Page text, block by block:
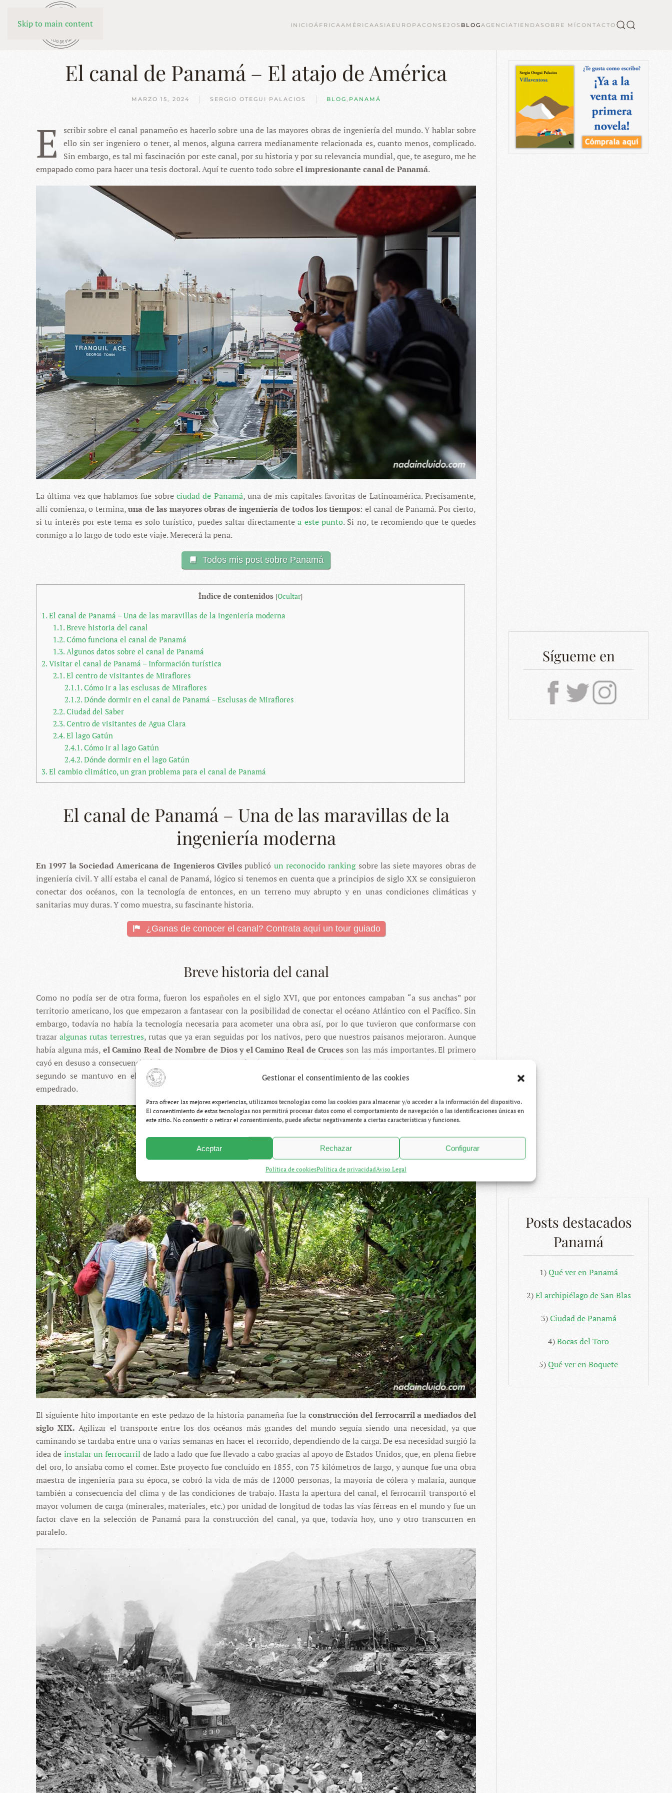
Gestionar el consentimiento de las cookies
Para ofrecer las mejores experiencias, utilizamos tecnologías como las cookies para almacenar y/o acceder a la información del dispositivo.
El consentimiento de estas tecnologías nos permitirá procesar datos como el comportamiento de navegación o las identificaciones únicas en
este sitio. No consentir o retirar el consentimiento, puede afectar negativamente a ciertas características y funciones.
Aceptar Rechazar Configurar
Política de cookiesPolítica de privacidadAviso Legal
Skip to main content INICIOÁFRICAAMÉRICAASIA EUROPACONSEJOS BLOGAGENCIATIENDASOBRE MÍCONTACTO
El canal de Panamá – El atajo de América
MARZO 15, 2024 SERGIO OTEGUI PALACIOS BLOG, PANAMÁ
E
scribir sobre el canal panameño es hacerlo sobre una de las mayores obras de ingeniería del mundo. Y hablar sobre
ello sin ser ingeniero o tener, al menos, alguna carrera medianamente relacionada es, cuanto menos, complicado.
Sin embargo, es tal mi fascinación por este canal, por su historia y por su relevancia mundial, que, te aseguro, me he
empapado como para hacer una tesis doctoral. Aquí te cuento todo sobreel impresionante canal de Panamá.
La última vez que hablamos fue sobreciudad de Panamá, una de mis capitales favoritas de Latinoamérica. Precisamente,
allí comienza, o termina,una de las mayores obras de ingeniería de todos los tiempos: el canal de Panamá. Por cierto,
si tu interés por este tema es solo turístico, puedes saltar directamentea este punto. Si no, te recomiendo que te quedes
conmigo a lo largo de todo este viaje. Merecerá la pena.
Todos mis post sobre Panamá
Índice de contenidos [Ocultar]
1. El canal de Panamá – Una de las maravillas de la ingeniería moderna
1.1.Breve historia del canal
1.2.Cómo funciona el canal de Panamá
1.3.Algunos datos sobre el canal de Panamá
2. Visitar el canal de Panamá – Información turística
2.1.El centro de visitantes de Miraflores
2.1.1.Cómo ir a las esclusas de Miraflores
2.1.2.Dónde dormir en el canal de Panamá – Esclusas de Miraflores
2.2.Ciudad del Saber
2.3.Centro de visitantes de Agua Clara
2.4.El lago Gatún
2.4.1.Cómo ir al lago Gatún
2.4.2.Dónde dormir en el lago Gatún
3. El cambio climático, un gran problema para el canal de Panamá
El canal de Panamá – Una de las maravillas de la
ingeniería moderna
En 1997 la Sociedad Americana de Ingenieros Civiles publicó un reconocido rankingsobre las siete mayores obras de
ingeniería civil. Y allí estaba el canal de Panamá, lógico si tenemos en cuenta que a principios de siglo XX se consiguieron
conectar dos océanos, con la tecnología de entonces, en un terreno muy abrupto y en unas condiciones climáticas y
sanitarias muy duras. Y como muestra, su fascinante historia.
¿Ganas de conocer el canal? Contrata aquí un tour guiado
Breve historia del canal
Como no podía ser de otra forma, fueron los españoles en el siglo XVI, que por entonces campaban “a sus anchas” por
territorio americano, los que empezaron a fantasear con la posibilidad de conectar el océano Atlántico con el Pacífico. Sin
embargo, todavía no había la tecnología necesaria para acometer una obra así, por lo que tuvieron que conformarse con
trazar algunas rutas terrestres, rutas que ya eran seguidas por los nativos, pero que nuestros paisanos mejoraron. Aunque
había alguna más, el Camino Real de Nombre de Dios y el Camino Real de Cruces son las más importantes. El primero
cayó en desuso a consecuencia de los constantes ataques de piratas y la destrucción de Portobelo en 1739, mientras que el
segundo se mantuvo en el candelero algunos años más, incluso hay tramos que todavía hoy conservan parte de su
empedrado.
El siguiente hito importante en este pedazo de la historia panameña fue laconstrucción del ferrocarril a mediados del
siglo XIX. Agilizar el transporte entre los dos océanos más grandes del mundo seguía siendo una necesidad, ya que
caminando se tardaba entre una o varias semanas en hacer el recorrido, dependiendo de la carga. De esa necesidad surgió la
idea de instalar un ferrocarril de lado a lado que fue llevado a cabo gracias al apoyo de Estados Unidos, que, en plena fiebre
del oro, lo ansiaba como el comer. Este proyecto fue concluido en 1855, con 75 kilómetros de largo, y aunque fue una obra
maestra de ingeniería para su época, se cobró la vida de más de 12000 personas, la mayoría de cólera y malaria, aunque
también a consecuencia del clima y de las condiciones de trabajo. Hasta la apertura del canal, el ferrocarril transportó el
mayor volumen de carga (minerales, materiales, etc.) por unidad de longitud de todas las vías férreas en el mundo y fue un
factor clave en la selección de Panamá para la construcción del canal, ya que, todavía hoy, uno y otro transcurren en
paralelo.
Sígueme en
Posts destacados
Panamá
1)Qué ver en Panamá
2)El archipiélago de San Blas
3)Ciudad de Panamá
4)Bocas del Toro
5)Qué ver en Boquete